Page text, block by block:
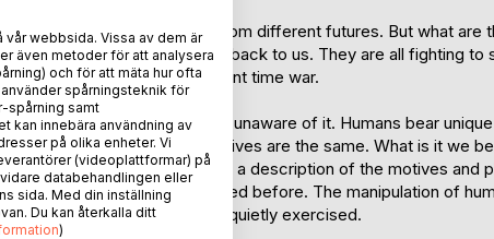
through time. They come from different futures. But what are
have no reason to travel back to us. They are all fighting to
are a battlefield for the silent time war.
as long as humans remain unaware of it. Humans bear
methods vary, but the motives are the same. What is it we
Conspiracy, you will find a description of the motives and
have never been described before. The manipulation of
control and oppression are quietly exercised.
webbsida. Vissa av dem är
även metoder för att analysera
och för att mäta hur ofta
spårningsteknik för
spårning samt
kan innebära användning av
på olika enheter. Vi
(videoplattformar) på
databehandlingen eller
sida. Med din inställning
Du kan återkalla ditt
)